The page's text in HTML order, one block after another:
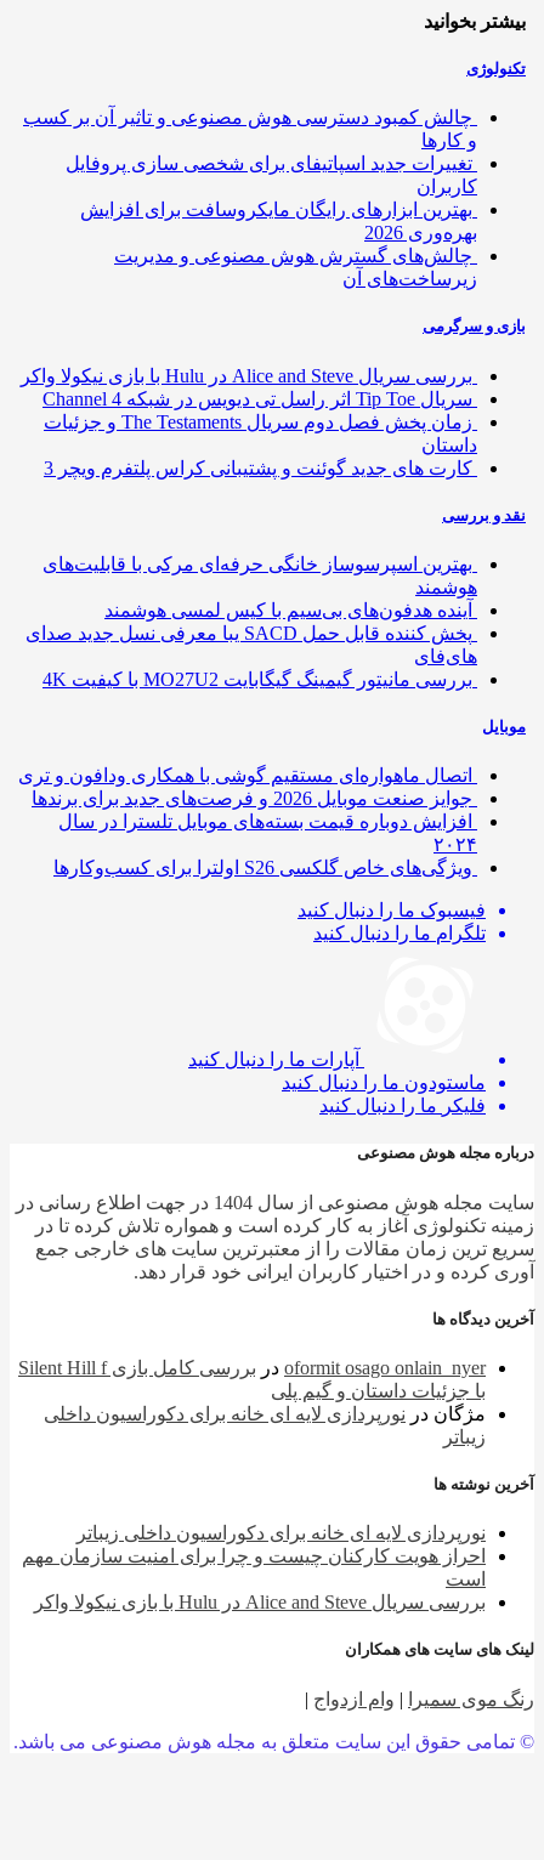
بخوانید
چالش کمبود دسترسی هوش مصنوعی و تاثیر آن بر کسب
و کارها
تغییرات جدید اسپاتیفای برای شخصی سازی پروفایل
کاربران
بهترین ابزارهای رایگان مایکروسافت برای افزایش
بهره‌وری 2026
چالش‌های گسترش هوش مصنوعی و مدیریت
زیرساخت‌های آن
و سرگرمی
بررسی سریال Alice and Steve در Hulu با بازی نیکولا واکر
سریال Tip Toe اثر راسل تی دیویس در شبکه Channel 4
زمان پخش فصل دوم سریال The Testaments و جزئیات
داستان
کارت های جدید گوئنت و پشتیبانی کراس پلتفرم ویچر 3
و بررسی
بهترین اسپرسوساز خانگی حرفه‌ای مرکی با قابلیت‌های
هوشمند
آینده هدفون‌های بی‌سیم با کیس لمسی هوشمند
پخش کننده قابل حمل SACD یبا معرفی نسل جدید صدای
های‌فای
بررسی مانیتور گیمینگ گیگابایت MO27U2 با کیفیت 4K
اتصال ماهواره‌ای مستقیم گوشی‌ با همکاری ودافون و تری
جوایز صنعت موبایل 2026 و فرصت‌های جدید برای برندها
افزایش دوباره قیمت بسته‌های موبایل تلسترا در سال
۲۰۲۴
ویژگی‌های خاص گلکسی S26 اولترا برای کسب‌وکارها
فیسبوک ما را دنبال کنید
تلگرام ما را دنبال کنید
آپارات ما را دنبال کنید
ماستودون ما را دنبال کنید
فلیکر ما را دنبال کنید
مجله هوش مصنوعی
سایت مجله هوش مصنوعی از سال 1404 در جهت اطلاع رسانی در
تکنولوژی آغاز به کار کرده است و همواره تلاش کرده تا در
ترین زمان مقالات را از معتبرترین سایت های خارجی جمع
کرده و در اختیار کاربران ایرانی خود قرار دهد.
دیدگاه ها
oformit osago onlain_nyerدر
بررسی کامل بازی Silent Hill f
با جزئیات داستان و گیم پلی
مژگاندرنورپردازی لایه ای خانه برای دکوراسیون داخلی
زیباتر
نوشته ها
نورپردازی لایه ای خانه برای دکوراسیون داخلی زیباتر
احراز هویت کارکنان چیست و چرا برای امنیت سازمان مهم
بررسی سریال Alice and Steve در Hulu با بازی نیکولا واکر
های سایت های همکاران
موی سمیرا|وام ازدواج |
حقوق این سایت متعلق به مجله هوش مصنوعی می باشد.